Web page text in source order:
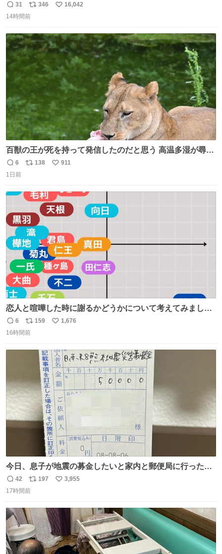
返
信
31
リ
ポ
ト
数
346
い
数
16,042
14時間前
百獣の王が死を持って発信したのだと思う 高温多湿が尋常
でない日本の夏 どうか早急に飼育の環境を見直して 動物の
命を護ってください…と 治療中のライオンが助かりますよ
動物公園にて 残念ながら個体の識別は出来ません
返
信
6
リ
ト
138
い
数
911
1日前
恋人と喧嘩した時に謝るかどうかについて考えてみました
💭 ▶︎自分から謝る or 悪くないなら謝らない ▶︎ねちねちす
る or さっぱりしている 個人的見解です！色々と許してく
返
信
6
リ
ポ
159
い
数
1,676
16時間前
今日、息子が地震の募金したいと家内と郵便局に行ったみ
たいです。おもちゃとか買う選択肢もあったと思うけど、
自分で貯めてた2万円を役に立てて欲しい、みんなも元気
かできたらなぁと思いました。
返
信
42
リ
ポ
ト
数
197
い
数
3,955
17時間前